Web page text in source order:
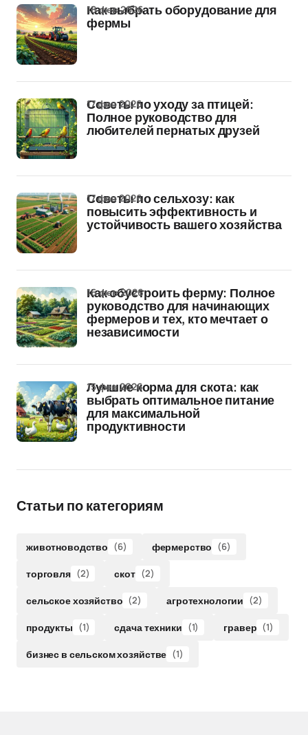
Как выбрать оборудование для
фермы
18 фев 2026
Советы по уходу за птицей:
Полное руководство для
любителей пернатых друзей
17 фев 2026
Советы по сельхозу: как
повысить эффективность и
устойчивость вашего хозяйства
17 фев 2026
Как обустроить ферму: Полное
руководство для начинающих
фермеров и тех, кто мечтает о
независимости
16 фев 2026
Лучшие корма для скота: как
выбрать оптимальное питание
для максимальной
продуктивности
15 фев 2026
Статьи по категориям
животноводство (6) фермерство (6)
торговля (2) скот (2)
сельское хозяйство (2) агротехнологии (2)
продукты (1) сдача техники (1) гравер (1)
бизнес в сельском хозяйстве (1)